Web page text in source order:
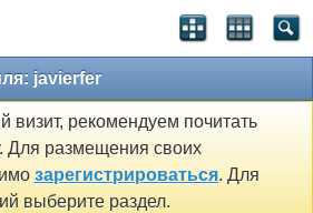
javierfer
визит, рекомендуем почитать
Для размещения своих
зарегистрироваться. Для
выберите раздел.